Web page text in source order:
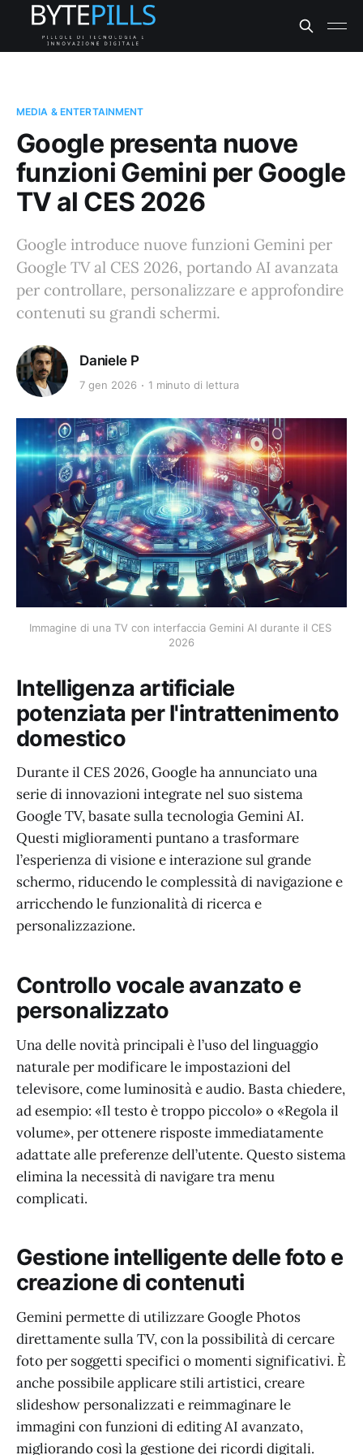
MEDIA & ENTERTAINMENT
Google presenta nuove
funzioni Gemini per Google
TV al CES 2026
Google introduce nuove funzioni Gemini per
Google TV al CES 2026, portando AI avanzata
per controllare, personalizzare e approfondire
contenuti su grandi schermi.
Daniele P
7 gen 2026 1 minuto di lettura
Immagine di una TV con interfaccia Gemini AI durante il CES
2026
Intelligenza artificiale
potenziata per l'intrattenimento
domestico
Durante il CES 2026, Google ha annunciato una
serie di innovazioni integrate nel suo sistema
Google TV, basate sulla tecnologia Gemini AI.
Questi miglioramenti puntano a trasformare
l’esperienza di visione e interazione sul grande
schermo, riducendo le complessità di navigazione e
arricchendo le funzionalità di ricerca e
personalizzazione.
Controllo vocale avanzato e
personalizzato
Una delle novità principali è l’uso del linguaggio
naturale per modificare le impostazioni del
televisore, come luminosità e audio. Basta chiedere,
ad esempio: «Il testo è troppo piccolo» o «Regola il
volume», per ottenere risposte immediatamente
adattate alle preferenze dell’utente. Questo sistema
elimina la necessità di navigare tra menu
complicati.
Gestione intelligente delle foto e
creazione di contenuti
Gemini permette di utilizzare Google Photos
direttamente sulla TV, con la possibilità di cercare
foto per soggetti specifici o momenti significativi. È
anche possibile applicare stili artistici, creare
slideshow personalizzati e reimmaginare le
immagini con funzioni di editing AI avanzato,
migliorando così la gestione dei ricordi digitali.